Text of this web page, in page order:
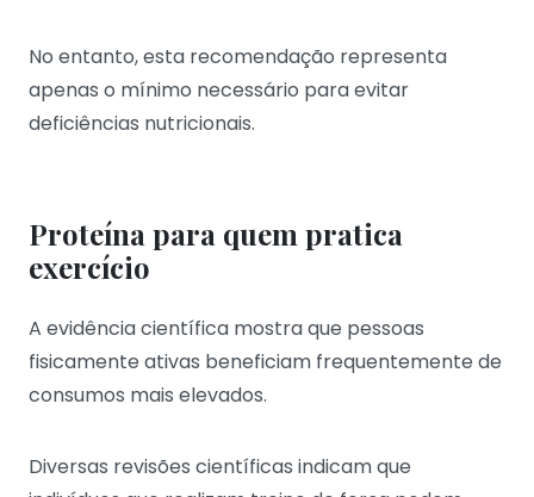
No entanto, esta recomendação representa
apenas o mínimo necessário para evitar
deficiências nutricionais.
Proteína para quem pratica
exercício
A evidência científica mostra que pessoas
fisicamente ativas beneficiam frequentemente de
consumos mais elevados.
Diversas revisões científicas indicam que